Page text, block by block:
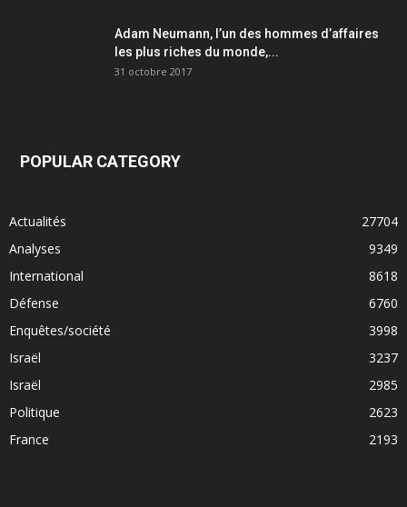
Adam Neumann, l’un des hommes d’affaires
les plus riches du monde,...
31 octobre 2017
POPULAR CATEGORY
Actualités
27704
Analyses
9349
International
8618
Défense
6760
Enquêtes/société
3998
Israël
3237
Israël
2985
Politique
2623
France
2193